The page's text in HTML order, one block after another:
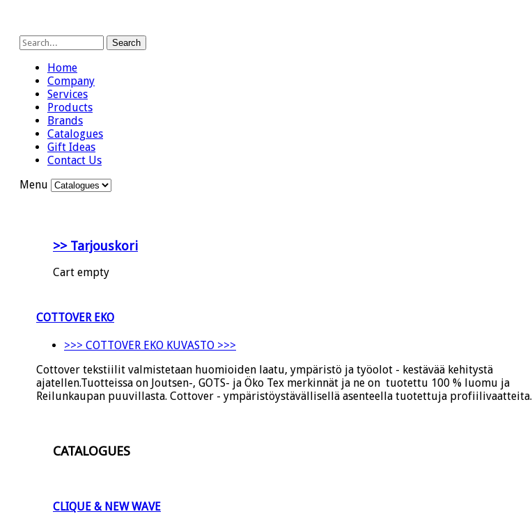
Search
Home
Company
Services
Products
Brands
Catalogues
Gift Ideas
Contact Us
Menu
>> Tarjouskori
Cart empty
COTTOVER EKO
>>> COTTOVER EKO KUVASTO >>>
Cottover tekstiilit valmistetaan huomioiden laatu, ympäristö ja työolot - kestävää kehitystä
ajatellen.Tuotteissa on Joutsen-, GOTS- ja Öko Tex merkinnät ja ne on tuotettu 100 % luomu ja
Reilunkaupan puuvillasta. Cottover - ympäristöystävällisellä asenteella tuotettuja profiilivaatteita.
CATALOGUES
CLIQUE & NEW WAVE